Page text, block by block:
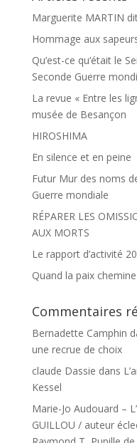
Marguerite MARTIN
Hommage aux
Qu’est-ce qu’était le
Seconde Guerre
La revue « Entre les
musée de Besançon
HIROSHIMA
En silence et en peine
Futur Mur des noms
Guerre mondiale
RÉPARER LES
AUX MORTS
Le rapport d’activité
Quand la paix chemine
Commentaires
Bernadette Camphin
une recrue de choix
claude Dassie dans
Kessel
Marie-Jo Audouard –
GUILLOU / auteur